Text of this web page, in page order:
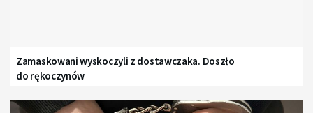
Zamaskowani wyskoczyli z dostawczaka. Doszło
do rękoczynów